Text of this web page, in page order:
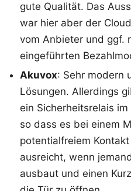
gute Qualität. Das
war hier aber der
vom Anbieter und ggf.
eingeführten
Akuvox: Sehr modern
Lösungen. Allerdings
ein Sicherheitsrelais
so dass es bei einem
potentialfreiem
ausreicht, wenn
ausbaut und einen